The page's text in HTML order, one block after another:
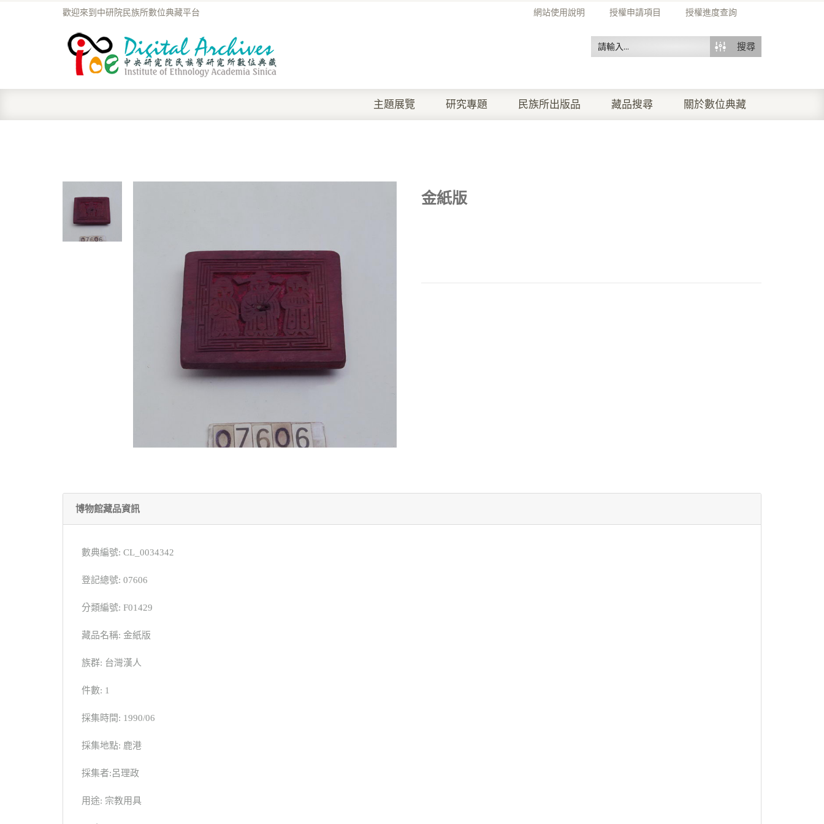
網站使用說明 授權申請項目 授權進度查詢
歡迎來到中研院民族所數位典藏平台
搜尋
主題展覽 研究專題 民族所出版品 藏品搜尋 關於數位典藏
金紙版
博物館藏品資訊
數典編號: CL_0034342
登記總號: 07606
分類編號: F01429
藏品名稱: 金紙版
族群: 台灣漢人
件數: 1
採集時間: 1990/06
採集地點: 鹿港
採集者:呂理政
用途: 宗教用具